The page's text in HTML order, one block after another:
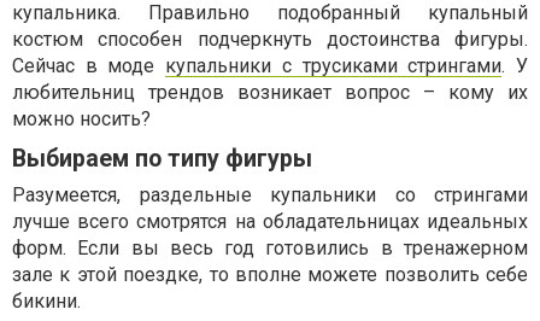
купальника. Правильно подобранный купальный
костюм способен подчеркнуть достоинства фигуры.
Сейчас в моде купальники с трусиками стрингами. У
любительниц трендов возникает вопрос – кому их
можно носить?
Выбираем по типу фигуры
Разумеется, раздельные купальники со стрингами
лучше всего смотрятся на обладательницах идеальных
форм. Если вы весь год готовились в тренажерном
зале к этой поездке, то вполне можете позволить себе
бикини.